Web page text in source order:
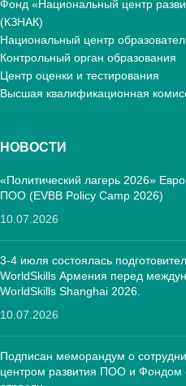
Фонд «Национальный центр
(КЗНАК)
Национальный центр
Контрольный орган образования
Центр оценки и тестирования
Высшая квалификационная
НОВОСТИ
«Политический лагерь 2026»
ПОО (EVBB Policy Camp 2026)
10.07.2026
3-4 июля состоялась
WorldSkills Армения перед
WorldSkills Shanghai 2026.
10.07.2026
Подписан меморандум о
центром развития ПОО и Фондом